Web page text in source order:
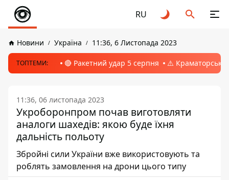
RU
Новини Україна 11:36, 6 Листопада 2023
ТОПТЕМИ: 🔴 Ракетний удар 5 серпня ⚠️ Краматорськ,
11:36, 06 листопада 2023
Укроборонпром почав виготовляти
аналоги шахедів: якою буде їхня
дальність польоту
Збройні сили України вже використовують та
роблять замовлення на дрони цього типу